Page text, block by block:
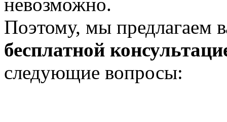
Поэтому, мы предлагаем
бесплатной
следующие вопросы: